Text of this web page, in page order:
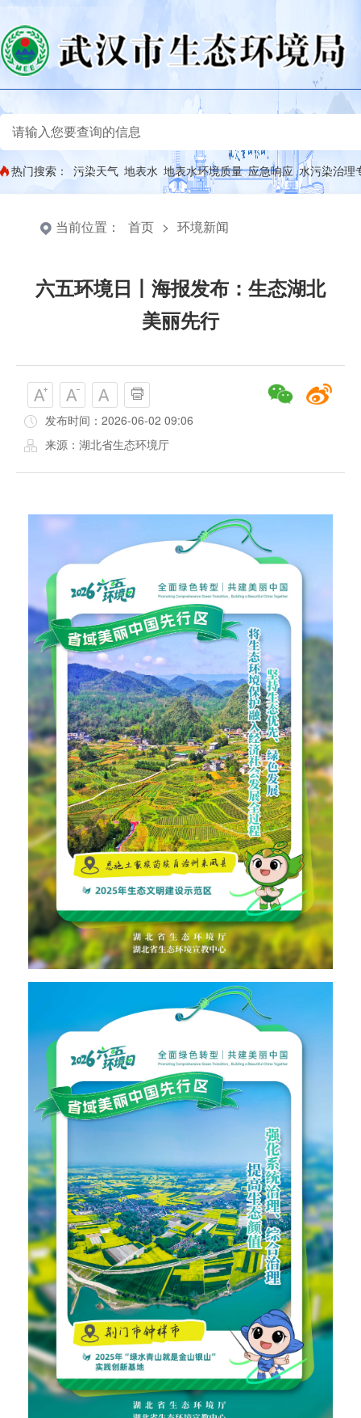
热门搜索： 污染天气 地表水 地表水环境质量 应急响应 水污染治理
当前位置： 首页 > 环境新闻
六五环境日丨海报发布：生态湖北
美丽先行
发布时间：2026-06-02 09:06
来源：湖北省生态环境厅